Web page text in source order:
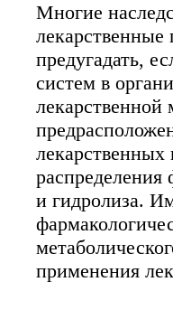
Многие
предугадать,
систем в
лекарственной
лекарственных
и гидролиза.
применения